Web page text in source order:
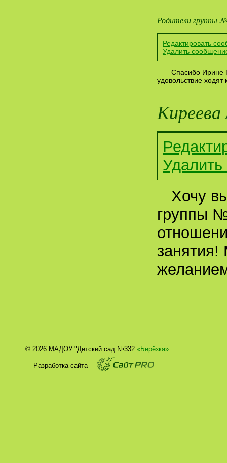
Родители группы
Редактировать
Удалить
Спасибо Ирине
удовольствие ходят
Хочу
группы
© 2026 МАДОУ "Детский сад №332 «Берёзка»
Разработка сайта –